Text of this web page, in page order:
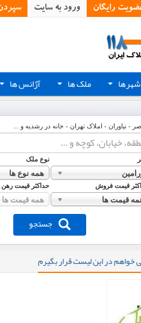
رایگان ورود به سایت
+
+ ملک ها + آژانس ها
- نیاوران - املاک تهران - خانه در رشدیه و ...
نوع ملک
همه نوع ها
قیمت فروش حداکثر قیمت رهن
قیمت ها همه قیمت ها
جستجو
خواهم در این لیست قرار بگیرم